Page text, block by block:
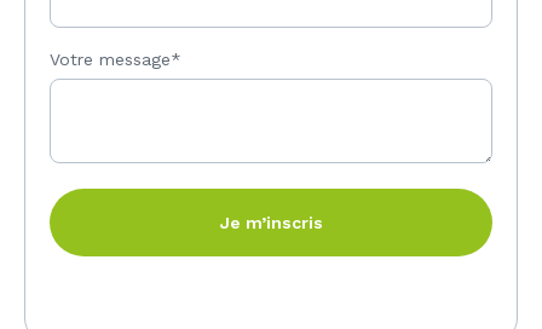
Votre message*
Je m’inscris